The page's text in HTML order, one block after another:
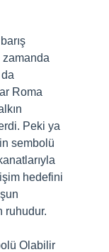
zamanda
Roma
Peki ya
sembolü
hedefini
ruhudur.
Olabilir